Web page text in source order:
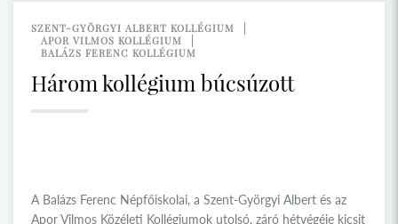
SZENT-GYÖRGYI ALBERT KOLLÉGIUM
APOR VILMOS KOLLÉGIUM
BALÁZS FERENC KOLLÉGIUM
Három kollégium búcsúzott
A Balázs Ferenc Népfőiskolai, a Szent-Györgyi Albert és az
Apor Vilmos Közéleti Kollégiumok utolsó, záró hétvégéje kicsit